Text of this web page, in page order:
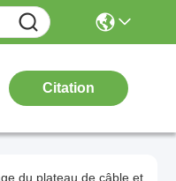
Citation
du plateau de câble et